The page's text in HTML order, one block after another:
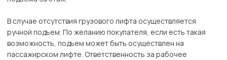
В случае отсутствия грузового лифта осуществляется
ручной подъем. По желанию покупателя, если есть такая
возможность, подъем может быть осуществлен на
пассажирском лифте. Ответственность за рабочее